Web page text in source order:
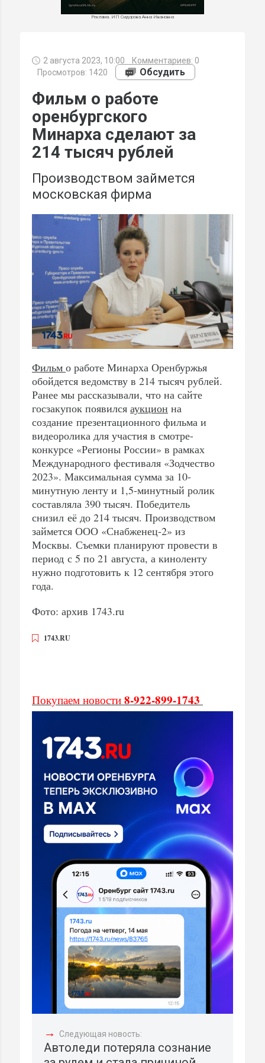
Реклама. ИП Сидорова Анна Ивановна
2 августа 2023, 10:00 Комментариев: 0
Просмотров: 1420
Обсудить
Фильм о работе
оренбургского
Минарха сделают за
214 тысяч рублей
Производством займется
московская фирма
Фильм о работе Минарха Оренбуржья
обойдется ведомству в 214 тысяч рублей.
Ранее мы рассказывали, что на сайте
госзакупок появился аукцион на
создание презентационного фильма и
видеоролика для участия в смотре-
конкурсе «Регионы России» в рамках
Международного фестиваля «Зодчество
2023». Максимальная сумма за 10-
минутную ленту и 1,5-минутный ролик
составляла 390 тысяч. Победитель
снизил её до 214 тысяч. Производством
займется ООО «Снабженец-2» из
Москвы. Съемки планируют провести в
период с 5 по 21 августа, а киноленту
нужно подготовить к 12 сентября этого
года.
Фото: архив 1743.ru
1743.RU
Покупаем новости 8-922-899-1743
→ Следующая новость:
Автоледи потеряла сознание